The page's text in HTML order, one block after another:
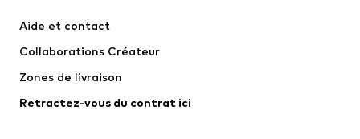
Lingerie
Manteaux
Jupes
Aide et contact
Collaborations Créateur
Zones de livraison
Retractez-vous du contrat ici